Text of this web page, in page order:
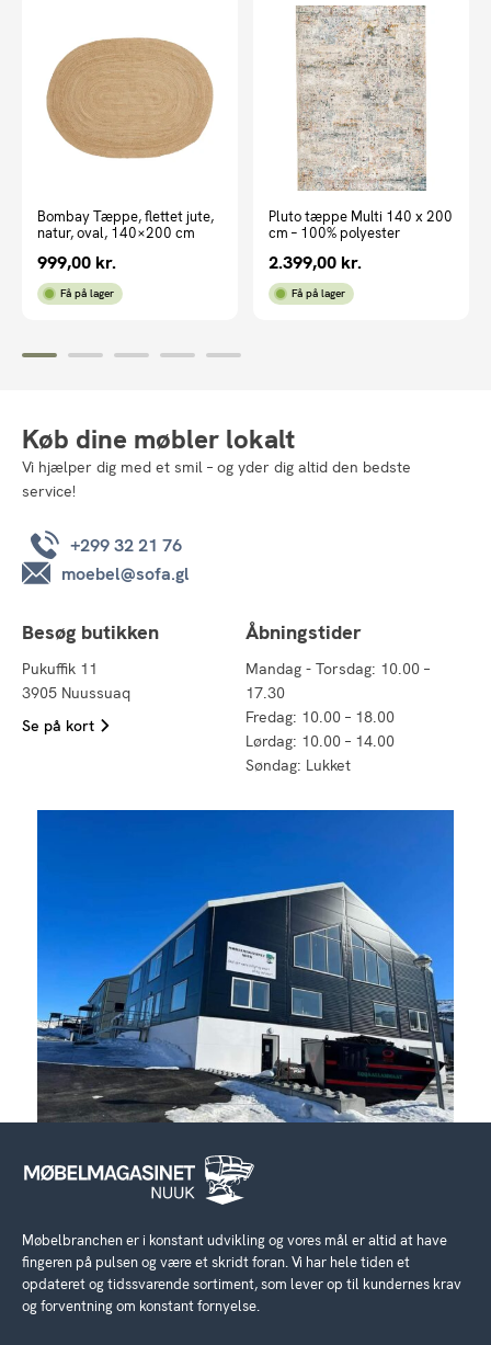
Bombay Tæppe, flettet jute,
natur, oval, 140×200 cm
999,00 kr.
Få på lager
Pluto tæppe Multi 140 x 200
cm – 100% polyester
2.399,00 kr.
Få på lager
Køb dine møbler lokalt
Vi hjælper dig med et smil – og yder dig altid den bedste
service!
+299 32 21 76
moebel@sofa.gl
Besøg butikken
Pukuffik 11
3905 Nuussuaq
Se på kort
Åbningstider
Mandag - Torsdag: 10.00 –
17.30
Fredag: 10.00 – 18.00
Lørdag: 10.00 – 14.00
Søndag: Lukket
Møbelbranchen er i konstant udvikling og vores mål er altid at have
fingeren på pulsen og være et skridt foran. Vi har hele tiden et
opdateret og tidssvarende sortiment, som lever op til kundernes krav
og forventning om konstant fornyelse.